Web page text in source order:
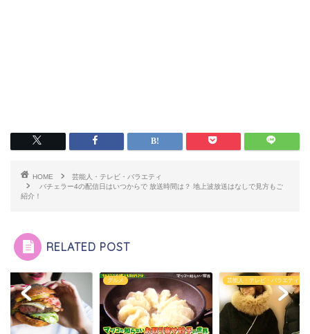
HOME
芸能人・テレビ・バラエティ
バチェラー4の配信日はいつからで 放送時間は？ 地上波放送はなしで見方もご
紹介！
RELATED POST
グルメ 芸能人・テレビ・バラエティ